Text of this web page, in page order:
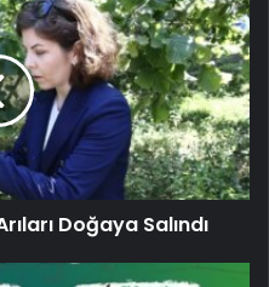
Doğaya Salındı